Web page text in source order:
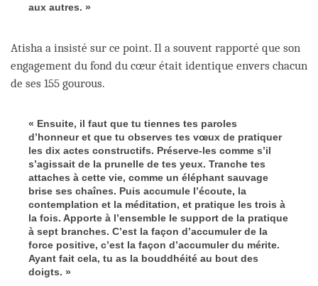
aux autres. »
Atisha a insisté sur ce point. Il a souvent rapporté que son
engagement du fond du cœur était identique envers chacun
de ses 155 gourous.
« Ensuite, il faut que tu tiennes tes paroles
d’honneur et que tu observes tes vœux de pratiquer
les dix actes constructifs. Préserve-les comme s’il
s’agissait de la prunelle de tes yeux. Tranche tes
attaches à cette vie, comme un éléphant sauvage
brise ses chaînes. Puis accumule l’écoute, la
contemplation et la méditation, et pratique les trois à
la fois. Apporte à l’ensemble le support de la pratique
à sept branches. C’est la façon d’accumuler de la
force positive, c’est la façon d’accumuler du mérite.
Ayant fait cela, tu as la bouddhéité au bout des
doigts. »